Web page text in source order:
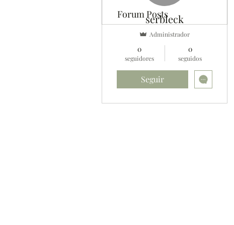
serbleck
Administrador
0
seguidores
0
seguidos
Seguir
Forum Posts